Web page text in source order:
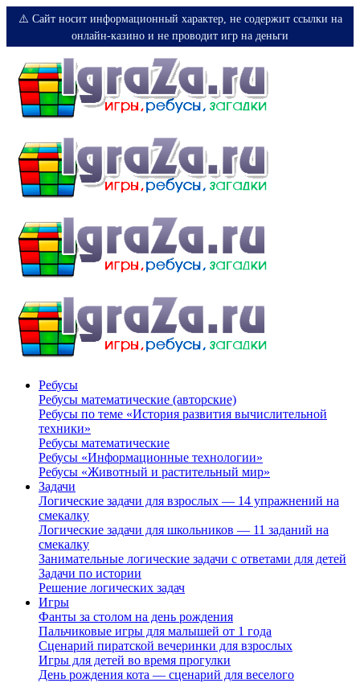
⚠️ Сайт носит информационный характер, не содержит ссылки на
онлайн-казино и не проводит игр на деньги
Ребусы
Ребусы математические (авторские)
Ребусы по теме «История развития вычислительной
техники»
Ребусы математические
Ребусы «Информационные технологии»
Ребусы «Животный и растительный мир»
Задачи
Логические задачи для взрослых — 14 упражнений на
смекалку
Логические задачи для школьников — 11 заданий на
смекалку
Занимательные логические задачи с ответами для детей
Задачи по истории
Решение логических задач
Игры
Фанты за столом на день рождения
Пальчиковые игры для малышей от 1 года
Сценарий пиратской вечеринки для взрослых
Игры для детей во время прогулки
День рождения кота — сценарий для веселого